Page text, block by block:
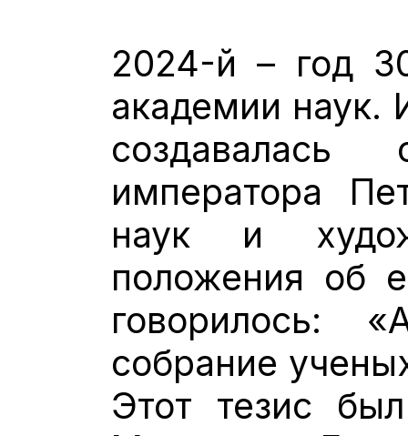
2024-й – год
академии наук.
императора
наук и
положения об
говорилось:
собрание
Этот тезис